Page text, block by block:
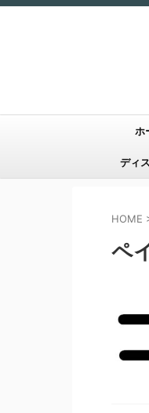
ホ
ディ
HOME
ペ